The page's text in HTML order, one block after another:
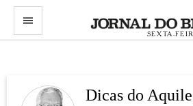
menu
SEXTA-
Dicas do